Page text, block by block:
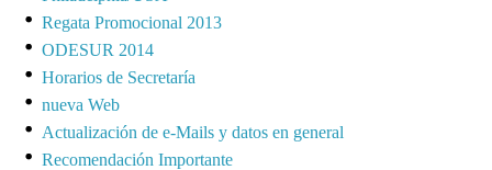
Regata Promocional 2013
ODESUR 2014
Horarios de Secretaría
nueva Web
Actualización de e-Mails y datos en general
Recomendación Importante